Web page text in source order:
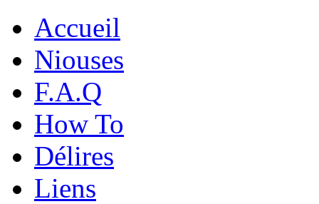
Accueil
Niouses
F.A.Q
How To
Délires
Liens